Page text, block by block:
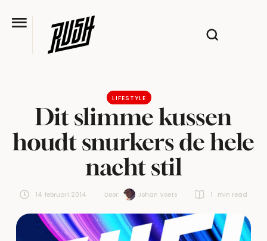
LIFESTYLE
Dit slimme kussen
houdt snurkers de hele
nacht stil
14 februari 2014 Door: Johan Voets 1 min read